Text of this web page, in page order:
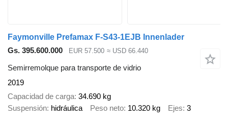
Faymonville Prefamax F-S43-1EJB Innenlader
Gs. 395.600.000
EUR 57.500 ≈ USD 66.440
Semirremolque para transporte de vidrio
2019
Capacidad de carga 34.690 kg
Suspensión hidráulica Peso neto 10.320 kg Ejes 3